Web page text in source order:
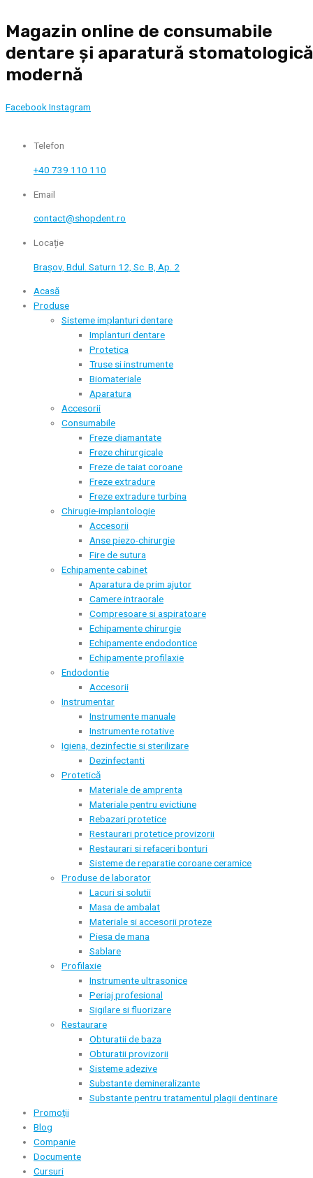
to
content
Magazin online de consumabile
dentare și aparatură stomatologică
modernă
FacebookInstagram
Telefon
+40 739 110 110
Email
contact@shopdent.ro
Locație
Brașov, Bdul. Saturn 12, Sc. B, Ap. 2
Acasă
Produse
Sisteme implanturi dentare
Implanturi dentare
Protetica
Truse si instrumente
Biomateriale
Aparatura
Accesorii
Consumabile
Freze diamantate
Freze chirurgicale
Freze de taiat coroane
Freze extradure
Freze extradure turbina
Chirugie-implantologie
Accesorii
Anse piezo-chirurgie
Fire de sutura
Echipamente cabinet
Aparatura de prim ajutor
Camere intraorale
Compresoare si aspiratoare
Echipamente chirurgie
Echipamente endodontice
Echipamente profilaxie
Endodontie
Accesorii
Instrumentar
Instrumente manuale
Instrumente rotative
Igiena, dezinfectie si sterilizare
Dezinfectanti
Protetică
Materiale de amprenta
Materiale pentru evictiune
Rebazari protetice
Restaurari protetice provizorii
Restaurari si refaceri bonturi
Sisteme de reparatie coroane ceramice
Produse de laborator
Lacuri si solutii
Masa de ambalat
Materiale si accesorii proteze
Piesa de mana
Sablare
Profilaxie
Instrumente ultrasonice
Periaj profesional
Sigilare si fluorizare
Restaurare
Obturatii de baza
Obturatii provizorii
Sisteme adezive
Substante demineralizante
Substante pentru tratamentul plagii dentinare
Promoții
Blog
Companie
Documente
Cursuri